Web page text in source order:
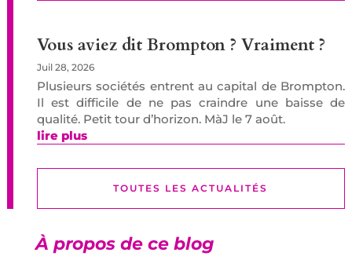
Vous aviez dit Brompton ? Vraiment ?
Juil 28, 2026
Plusieurs sociétés entrent au capital de Brompton.
Il est difficile de ne pas craindre une baisse de
qualité. Petit tour d’horizon. MàJ le 7 août.
lire plus
TOUTES LES ACTUALITÉS
À propos de ce blog